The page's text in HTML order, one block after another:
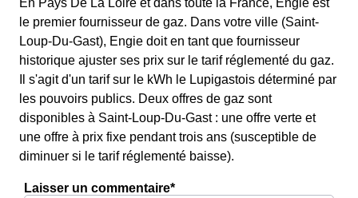
En Pays De La Loire et dans toute la France, Engie est
le premier fournisseur de gaz. Dans votre ville (Saint-
Loup-Du-Gast), Engie doit en tant que fournisseur
historique ajuster ses prix sur le tarif réglementé du gaz.
Il s'agit d'un tarif sur le kWh le Lupigastois déterminé par
les pouvoirs publics. Deux offres de gaz sont
disponibles à Saint-Loup-Du-Gast : une offre verte et
une offre à prix fixe pendant trois ans (susceptible de
diminuer si le tarif réglementé baisse).
Laisser un commentaire*